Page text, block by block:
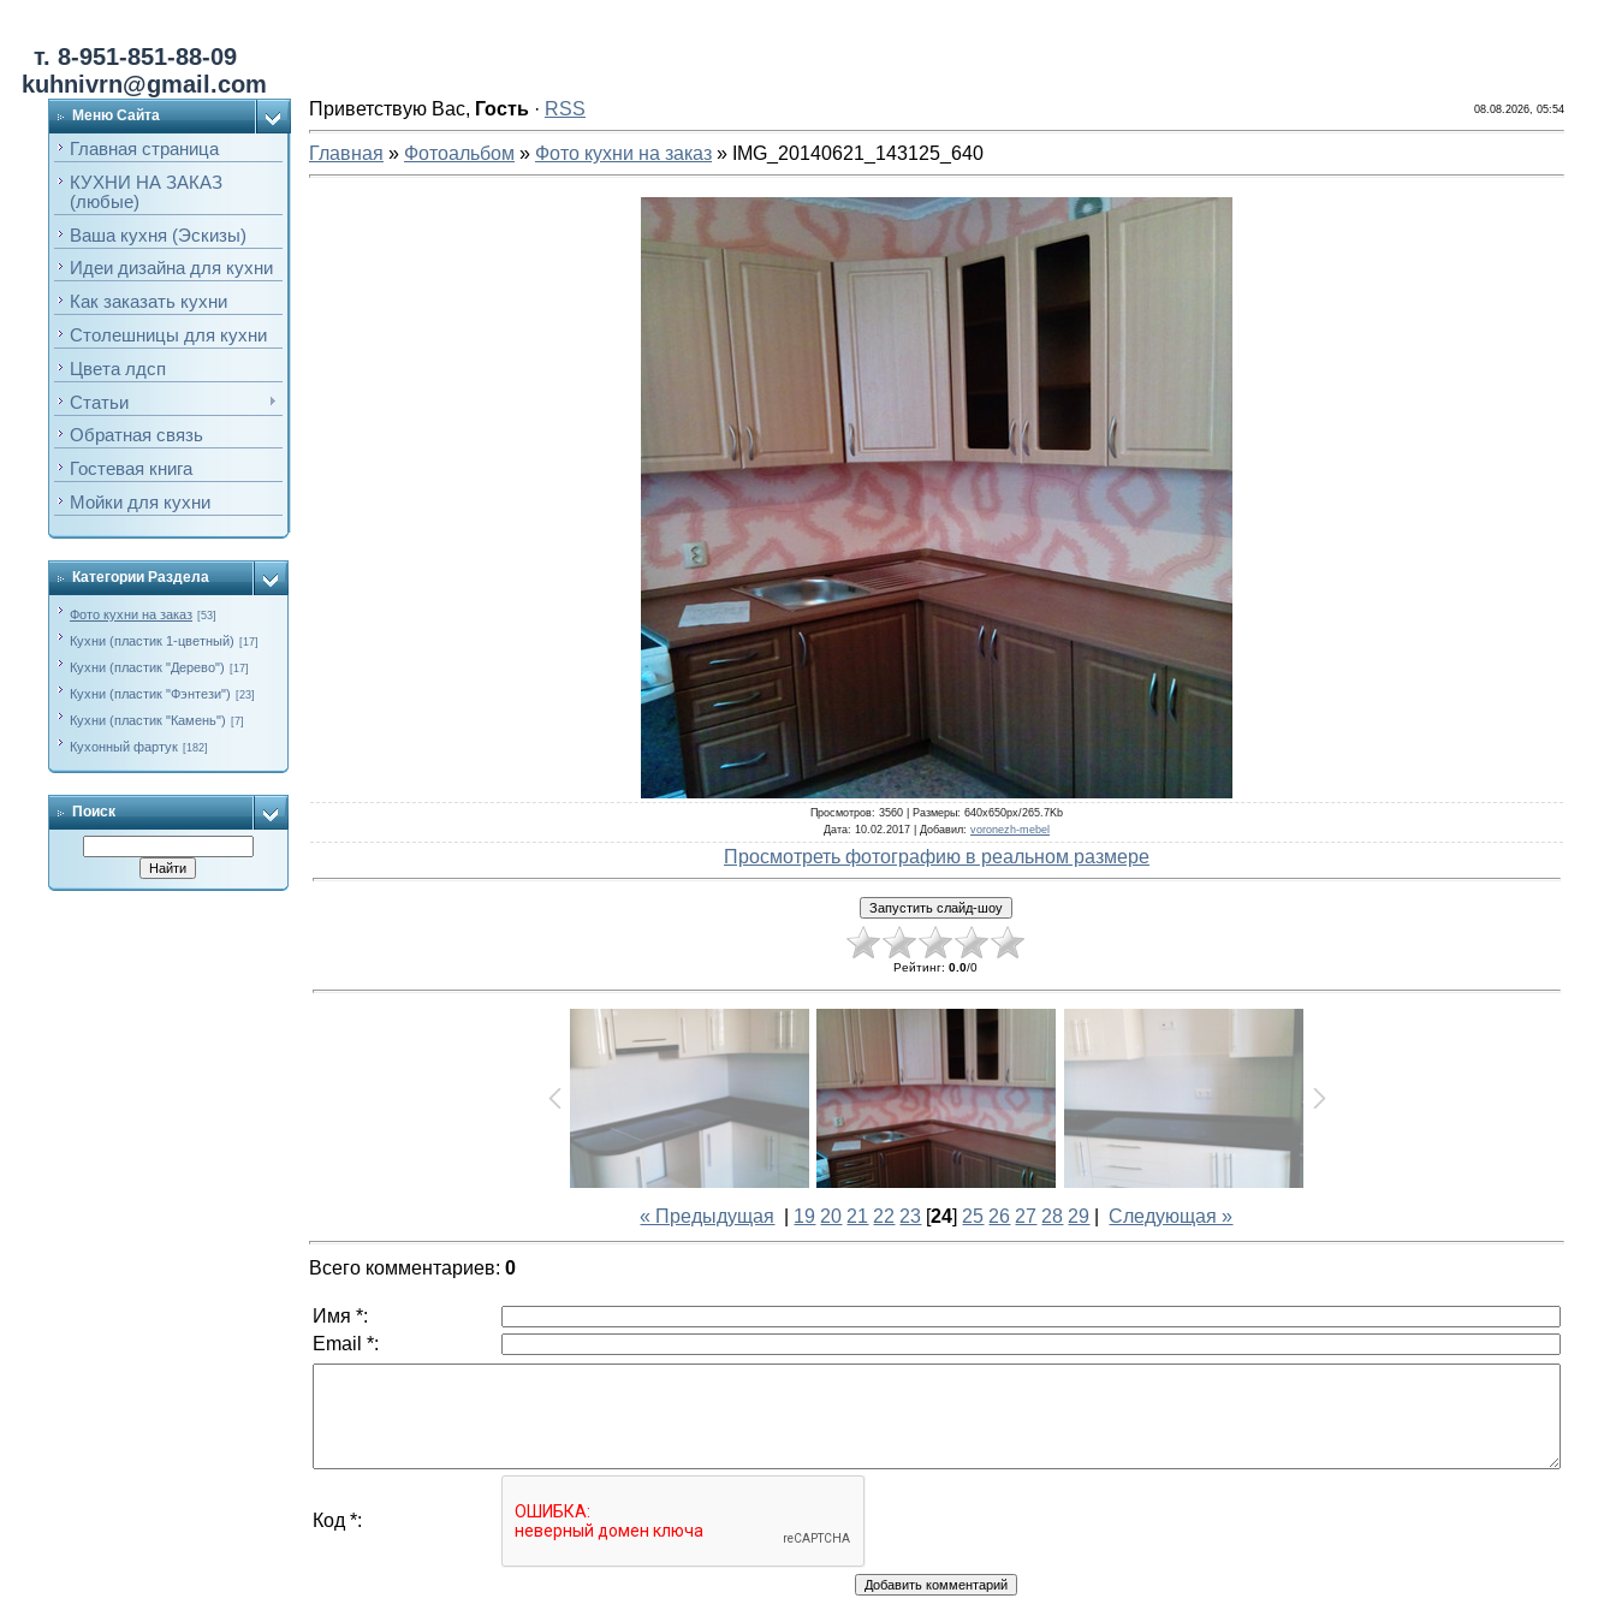
т. 8-951-851-88-09
kuhnivrn@gmail.com
Меню Сайта
Главная страница
КУХНИ НА ЗАКАЗ
(любые)
Ваша кухня (Эскизы)
Идеи дизайна для кухни
Как заказать кухни
Столешницы для кухни
Цвета лдсп
Статьи
Обратная связь
Гостевая книга
Мойки для кухни
Категории Раздела
Фото кухни на заказ [53]
Кухни (пластик 1-цветный) [17]
Кухни (пластик "Дерево") [17]
Кухни (пластик "Фэнтези") [23]
Кухни (пластик "Камень") [7]
Кухонный фартук [182]
Поиск
Приветствую Вас, Гость· RSS 08.08.2026, 05:54
Главная » Фотоальбом » Фото кухни на заказ» IMG_20140621_143125_640
Просмотров: 3560 | Размеры: 640x650px/265.7Kb
Дата: 10.02.2017 | Добавил: voronezh-mebel
Просмотреть фотографию в реальном размере
Рейтинг:0.0/0
« Предыдущая 19 20 21 22 23 [24] 25 26 27 28 29 |Следующая »
Всего комментариев: 0
Имя *:
Email *:
Код *: